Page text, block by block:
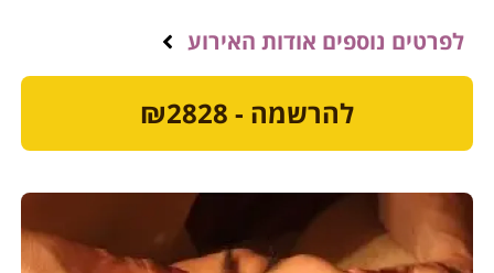
לפרטים נוספים אודות האירוע
להרשמה - ₪2828